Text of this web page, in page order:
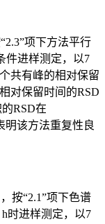
项下方法平行
件进样测定，以7
共有峰的相对保留
对保留时间的RSD
RSD在
明该方法重复性良
按“2.1”项下色谱
时进样测定，以7